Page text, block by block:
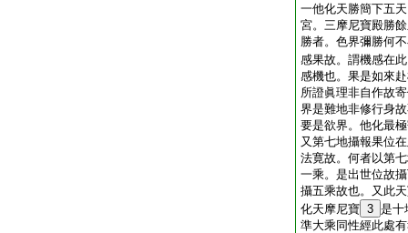
一他化天勝簡下五
宮。三摩尼寶殿勝
勝者。色界彌勝何
感果故。謂機感在
感機也。果是如來
所證眞理非自作故
界是難地非修行身
要是欲界。他化最
又第七地攝報果位
法寛故。何者以第
一乘。是出世位故
攝五乘故也。又此
化天摩尼寶 3 是十
準大乘同性經此處